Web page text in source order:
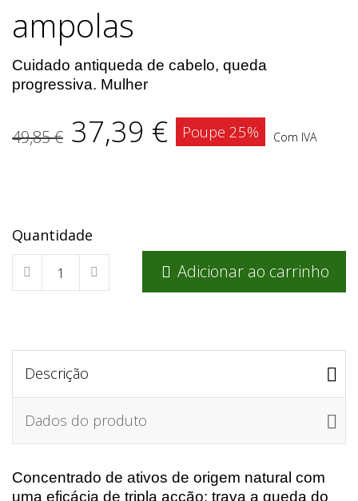
ampolas
Cuidado antiqueda de cabelo, queda
progressiva. Mulher
49,85 € 37,39 € Poupe 25% Com IVA
Quantidade
 Adicionar ao carrinho
Descrição
Dados do produto
Concentrado de ativos de origem natural com
uma eficácia de tripla acção: trava a queda do